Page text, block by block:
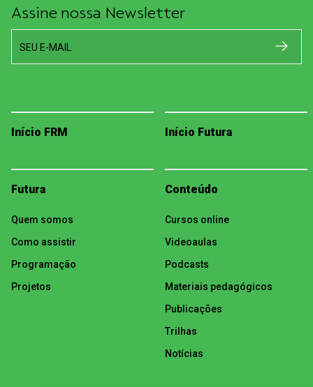
Assine nossa Newsletter
SEU E-MAIL
Início FRM Início Futura
Futura
Quem somos
Como assistir
Programação
Projetos
Conteúdo
Cursos online
Videoaulas
Podcasts
Materiais pedagógicos
Publicações
Trilhas
Notícias